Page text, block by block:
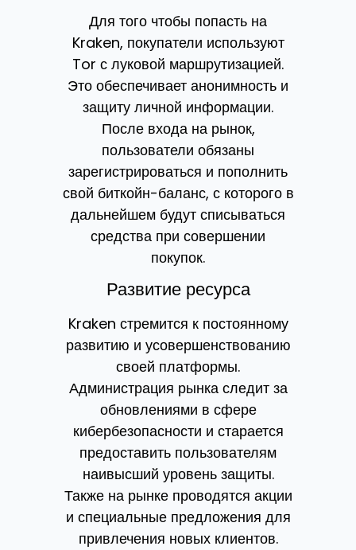
Для того чтобы попасть на
Kraken, покупатели используют
Tor с луковой маршрутизацией.
Это обеспечивает анонимность и
защиту личной информации.
После входа на рынок,
пользователи обязаны
зарегистрироваться и пополнить
свой биткойн-баланс, с которого в
дальнейшем будут списываться
средства при совершении
покупок.
Развитие ресурса
Kraken стремится к постоянному
развитию и усовершенствованию
своей платформы.
Администрация рынка следит за
обновлениями в сфере
кибербезопасности и старается
предоставить пользователям
наивысший уровень защиты.
Также на рынке проводятся акции
и специальные предложения для
привлечения новых клиентов.